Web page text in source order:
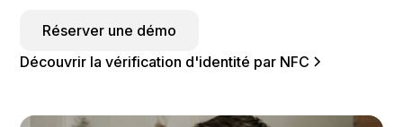
Réserver une démo
Découvrir la vérification d'identité par NFC